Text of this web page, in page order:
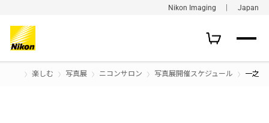
Nikon Imaging ｜ Japan
楽しむ 写真展 ニコンサロン 写真展開催スケジュール 一之瀬